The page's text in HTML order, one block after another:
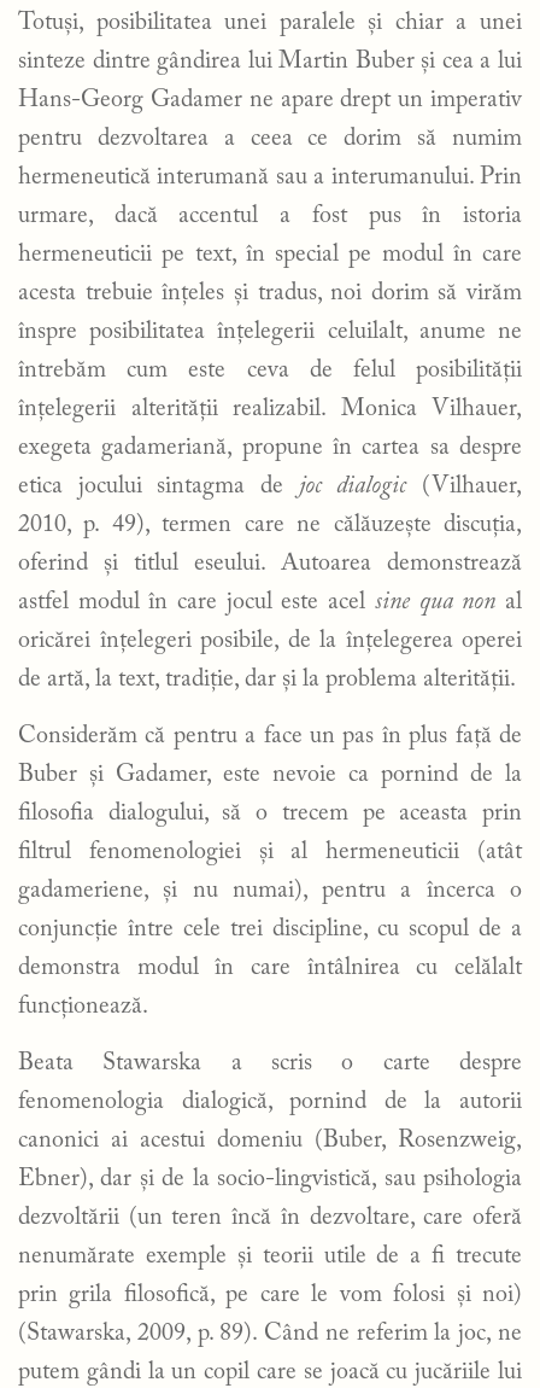
Totuși, posibilitatea unei paralele și chiar a unei
sinteze dintre gândirea lui Martin Buber și cea a lui
Hans-Georg Gadamer ne apare drept un imperativ
pentru dezvoltarea a ceea ce dorim să numim
hermeneutică interumană sau a interumanului. Prin
urmare, dacă accentul a fost pus în istoria
hermeneuticii pe text, în special pe modul în care
acesta trebuie înțeles și tradus, noi dorim să virăm
înspre posibilitatea înțelegerii celuilalt, anume ne
întrebăm cum este ceva de felul posibilității
înțelegerii alterității realizabil. Monica Vilhauer,
exegeta gadameriană, propune în cartea sa despre
etica jocului sintagma de joc dialogic (Vilhauer,
2010, p. 49), termen care ne călăuzește discuția,
oferind și titlul eseului. Autoarea demonstrează
astfel modul în care jocul este acel sine qua non al
oricărei înțelegeri posibile, de la înțelegerea operei
de artă, la text, tradiție, dar și la problema alterității.
Considerăm că pentru a face un pas în plus față de
Buber și Gadamer, este nevoie ca pornind de la
filosofia dialogului, să o trecem pe aceasta prin
filtrul fenomenologiei și al hermeneuticii (atât
gadameriene, și nu numai), pentru a încerca o
conjuncție între cele trei discipline, cu scopul de a
demonstra modul în care întâlnirea cu celălalt
funcționează.
Beata Stawarska a scris o carte despre
fenomenologia dialogică, pornind de la autorii
canonici ai acestui domeniu (Buber, Rosenzweig,
Ebner), dar și de la socio-lingvistică, sau psihologia
dezvoltării (un teren încă în dezvoltare, care oferă
nenumărate exemple și teorii utile de a fi trecute
prin grila filosofică, pe care le vom folosi și noi)
(Stawarska, 2009, p. 89). Când ne referim la joc, ne
putem gândi la un copil care se joacă cu jucăriile lui